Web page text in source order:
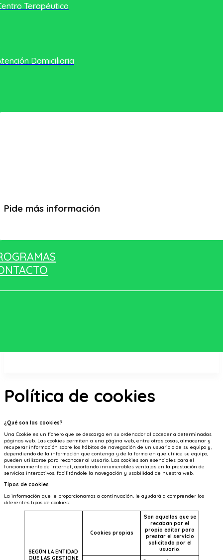
Terapéutico
Domiciliaria
Pide más información
Política de cookies
¿Qué son las cookies?
Una Cookie es un fichero que se descarga en su ordenador al acceder a determinadas
páginas web. Las cookies permiten a una página web, entre otras cosas, almacenar y
recuperar información sobre los hábitos de navegación de un usuario o de su equipo y,
dependiendo de la información que contenga y de la forma en que utilice su equipo,
pueden utilizarse para reconocer al usuario. Las cookies son esenciales para el
funcionamiento de internet, aportando innumerables ventajas en la prestación de
servicios interactivos, facilitándole la navegación y usabilidad de nuestra web.
Tipos de cookies
La información que le proporcionamos a continuación, le ayudará a comprender los
diferentes tipos de cookies:
SEGÚN LA ENTIDAD
QUE LAS GESTIONE
Cookies propias
Son aquellas que se
recaban por el
propio editor para
prestar el servicio
solicitado por el
usuario.